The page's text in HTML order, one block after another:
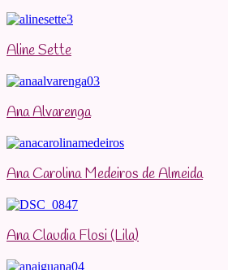
Aline Sette
Ana Alvarenga
Ana Carolina Medeiros de Almeida
Ana Claudia Flosi (Lila)